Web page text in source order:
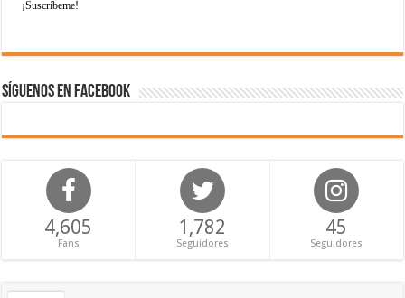
Síguenos en Facebook
4,605
Fans
1,782
Seguidores
45
Seguidores